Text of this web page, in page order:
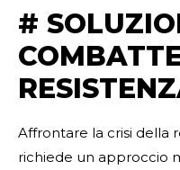
#
Affrontare la crisi della
richiede un approccio